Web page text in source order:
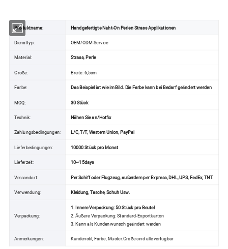
Produktname: Handgefertigte Naht-On Perlen Strass Applikationen
Diensttyp: OEM/ODM-Service
Material: Strass, Perle
Größe: Breite: 6,5cm
Farbe: Das Beispiel ist wie im Bild. Die Farbe kann bei Bedarf geändert werden
MOQ: 30 Stück
Technik: Nähen Sie an/Hotfix
Zahlungsbedingungen: L/C, T/T, Western Union, PayPal
Lieferbedingungen: 10000 Stück pro Monat
Lieferzeit: 10~15days
Versandart: Per Schiff oder Flugzeug, außerdem per Express, DHL, UPS, FedEx, TNT.
Verwendung: Kleidung, Tasche, Schuh Usw.
Verpackung:
1. Innere Verpackung: 50 Stück pro Beutel
2. Äußere Verpackung: Standard-Exportkarton
3. Kann als Kundenwunsch geändert werden
Anmerkungen: Kundenstil, Farbe, Muster.Größe sind alle verfügbar